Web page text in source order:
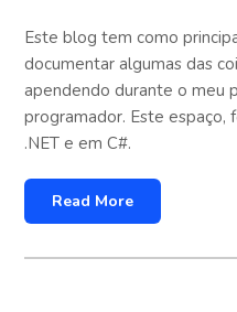
Este blog tem como
documentar algumas das
apendendo durante o meu
programador. Este
.NET e em C#.
Read More